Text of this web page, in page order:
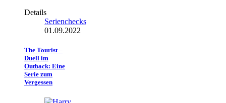
Details
Serienchecks
01.09.2022
The Tourist –
Duell im
Outback: Eine
Serie zum
Vergessen